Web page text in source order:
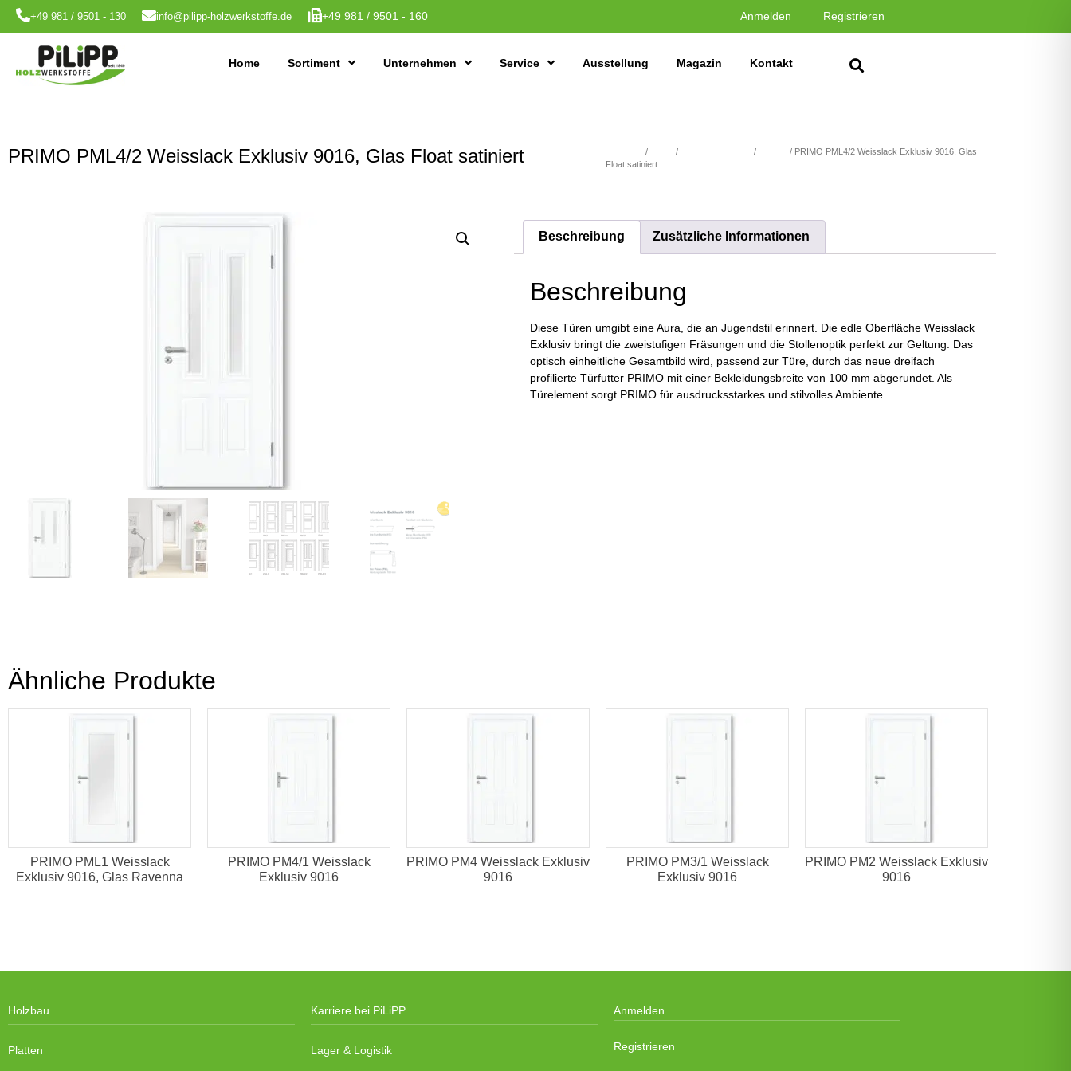
+49 981 / 9501 - 130 info@pilipp-holzwerkstoffe.de +49 981 / 9501 - 160 Anmelden Registrieren
Home Sortiment Unternehmen Service Ausstellung Magazin Kontakt
PRIMO PML4/2 Weisslack Exklusiv 9016, Glas Float satiniert / / /
/ PRIMO PML4/2 Weisslack Exklusiv 9016, Glas
Float satiniert
Beschreibung Zusätzliche Informationen
Beschreibung
Diese Türen umgibt eine Aura, die an Jugendstil erinnert. Die edle Oberfläche Weisslack
Exklusiv bringt die zweistufigen Fräsungen und die Stollenoptik perfekt zur Geltung. Das
optisch einheitliche Gesamtbild wird, passend zur Türe, durch das neue dreifach
profilierte Türfutter PRIMO mit einer Bekleidungsbreite von 100 mm abgerundet. Als
Türelement sorgt PRIMO für ausdrucksstarkes und stilvolles Ambiente.
Ähnliche Produkte
PRIMO PML1 Weisslack
Exklusiv 9016, Glas Ravenna
PRIMO PM4/1 Weisslack
Exklusiv 9016
PRIMO PM4 Weisslack Exklusiv
9016
PRIMO PM3/1 Weisslack
Exklusiv 9016
PRIMO PM2 Weisslack Exklusiv
9016
Holzbau
Platten
Karriere bei PiLiPP
Lager & Logistik
Anmelden
Registrieren